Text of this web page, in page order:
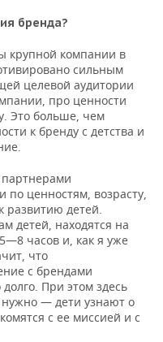
бренда?
крупной компании в
сильным
целевой аудитории
про ценности
Это больше, чем
к бренду с детства и
по ценностям, возрасту,
развитию детей.
детей, находятся на
часов и, как я уже
что
с брендами
При этом здесь
— дети узнают о
с ее миссией и с